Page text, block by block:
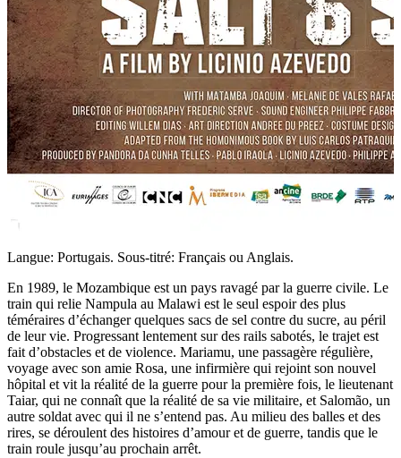
Langue: Portugais. Sous-titré: Français ou Anglais.
En 1989, le Mozambique est un pays ravagé par la guerre civile. Le
train qui relie Nampula au Malawi est le seul espoir des plus
téméraires d’échanger quelques sacs de sel contre du sucre, au péril
de leur vie. Progressant lentement sur des rails sabotés, le trajet est
fait d’obstacles et de violence. Mariamu, une passagère régulière,
voyage avec son amie Rosa, une infirmière qui rejoint son nouvel
hôpital et vit la réalité de la guerre pour la première fois, le lieutenant
Taiar, qui ne connaît que la réalité de sa vie militaire, et Salomão, un
autre soldat avec qui il ne s’entend pas. Au milieu des balles et des
rires, se déroulent des histoires d’amour et de guerre, tandis que le
train roule jusqu’au prochain arrêt.